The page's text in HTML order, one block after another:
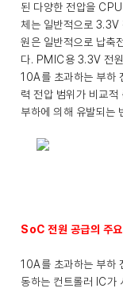
된 다양한 전압을
체는 일반적으로 3.3V
원은 일반적으로 납축
다. PMIC용 3.3V 전
10A를 초과하는 부하
력 전압 범위가 비교
부하에 의해 유발되는
SoC 전원 공급의 주
10A를 초과하는 부하
동하는 컨트롤러 IC가